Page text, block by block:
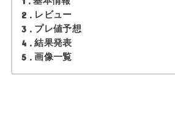
2 レビュー
3 プレ値予想
4 結果発表
5 画像一覧